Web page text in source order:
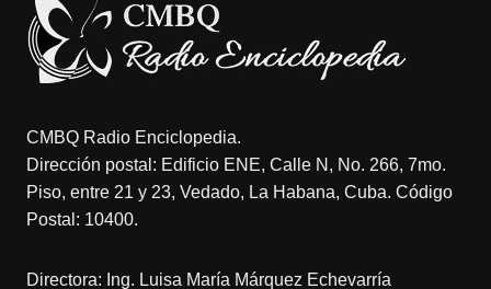
CMBQ Radio Enciclopedia.
Dirección postal: Edificio ENE, Calle N, No. 266, 7mo.
Piso, entre 21 y 23, Vedado, La Habana, Cuba. Código
Postal: 10400.
Directora: Ing. Luisa María Márquez Echevarría